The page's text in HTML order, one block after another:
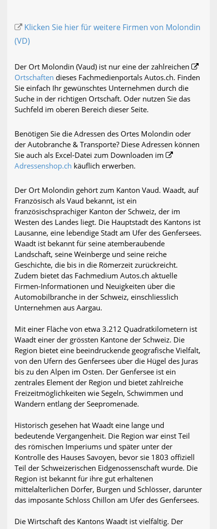
Klicken Sie hier für weitere Firmen von Molondin
(VD)
Der Ort Molondin (Vaud) ist nur eine der zahlreichen
Ortschaften dieses Fachmedienportals Autos.ch. Finden
Sie einfach Ihr gewünschtes Unternehmen durch die
Suche in der richtigen Ortschaft. Oder nutzen Sie das
Suchfeld im oberen Bereich dieser Seite.
Benötigen Sie die Adressen des Ortes Molondin oder
der Autobranche & Transporte? Diese Adressen können
Sie auch als Excel-Datei zum Downloaden im
Adressenshop.ch käuflich erwerben.
Der Ort Molondin gehört zum Kanton Vaud. Waadt, auf
Französisch als Vaud bekannt, ist ein
französischsprachiger Kanton der Schweiz, der im
Westen des Landes liegt. Die Hauptstadt des Kantons ist
Lausanne, eine lebendige Stadt am Ufer des Genfersees.
Waadt ist bekannt für seine atemberaubende
Landschaft, seine Weinberge und seine reiche
Geschichte, die bis in die Römerzeit zurückreicht.
Zudem bietet das Fachmedium Autos.ch aktuelle
Firmen-Informationen und Neuigkeiten über die
Automobilbranche in der Schweiz, einschliesslich
Unternehmen aus Aargau.
Mit einer Fläche von etwa 3.212 Quadratkilometern ist
Waadt einer der grössten Kantone der Schweiz. Die
Region bietet eine beeindruckende geografische Vielfalt,
von den Ufern des Genfersees über die Hügel des Juras
bis zu den Alpen im Osten. Der Genfersee ist ein
zentrales Element der Region und bietet zahlreiche
Freizeitmöglichkeiten wie Segeln, Schwimmen und
Wandern entlang der Seepromenade.
Historisch gesehen hat Waadt eine lange und
bedeutende Vergangenheit. Die Region war einst Teil
des römischen Imperiums und später unter der
Kontrolle des Hauses Savoyen, bevor sie 1803 offiziell
Teil der Schweizerischen Eidgenossenschaft wurde. Die
Region ist bekannt für ihre gut erhaltenen
mittelalterlichen Dörfer, Burgen und Schlösser, darunter
das imposante Schloss Chillon am Ufer des Genfersees.
Die Wirtschaft des Kantons Waadt ist vielfältig. Der